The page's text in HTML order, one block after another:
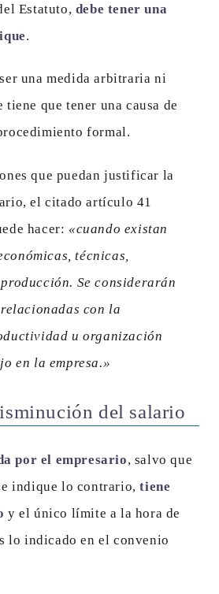
Estatuto, debe tener una
.
una medida arbitraria ni
que tener una causa de
formal.
que puedan justificar la
el citado artículo 41
hacer: «cuando existan
técnicas,
Se considerarán
con la
u organización
en la empresa.»
del salario
por el empresario, salvo que
indique lo contrario,tiene
y el único límite a la hora de
lo indicado en el convenio